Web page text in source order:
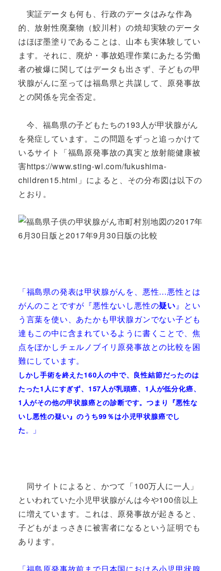
実証データも何も、行政のデータはみな作為
的、放射性廃棄物（鮫川村）の焼却実験のデータ
はほぼ墨塗りであることは、山本も実体験してい
ます。それに、廃炉・事故処理作業にあたる労働
者の被爆に関してはデータも出さず、子どもの甲
状腺がんに至っては福島県と共謀して、原発事故
との関係を完全否定。
今、福島県の子どもたちの193人が甲状腺がん
を発症しています。この問題をずっと追っかけて
いるサイト「福島原発事故の真実と放射能健康被
害https://www.sting-wl.com/fukushima-
children15.html」によると、その分布図は以下の
とおり。
「福島県の発表は甲状腺がんを、悪性…悪性とは
がんのことですが『悪性ないし悪性の疑い』とい
う言葉を使い、あたかも甲状腺ガンでない子ども
達もこの中に含まれているように書くことで、焦
点をぼかしチェルノブイリ原発事故との比較を困
難にしています。
しかし手術を終えた160人の中で、良性結節だったのは
たった1人にすぎず、157人が乳頭癌、1人が低分化癌、
1人がその他の甲状腺癌との診断です。つまり『悪性な
いし悪性の疑い』のうち99％は小児甲状腺癌でし
た 。 」
同サイトによると、かつて「100万人に一人」
といわれていた小児甲状腺がんは今や100倍以上
に増えています。これは、原発事故が起きると、
子どもがまっさきに被害者になるという証明でも
あります。